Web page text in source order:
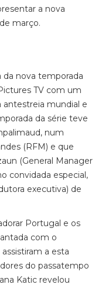
a nova
março.
da nova temporada
TV com um
antestreia mundial e
da série teve
num
(RFM) e que
(General Manager
convidada especial,
executiva) de
Portugal e os
com o
a esta
do passatempo
Katic revelou